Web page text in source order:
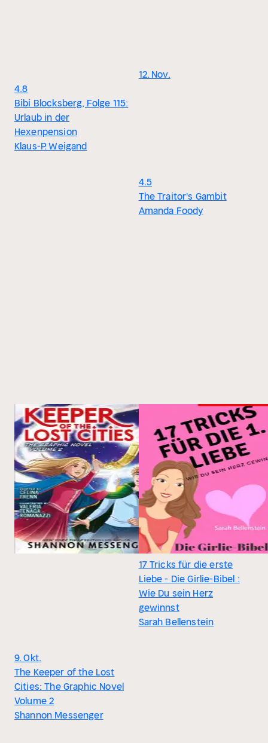
4.8
Bibi Blocksberg, Folge 115:
Urlaub in der
Hexenpension
Klaus-P. Weigand
12. Nov.
4.5
The Traitor's Gambit
Amanda Foody
9. Okt.
The Keeper of the Lost
Cities: The Graphic Novel
Volume 2
Shannon Messenger
17 Tricks für die erste
Liebe - Die Girlie-Bibel :
Wie Du sein Herz
gewinnst
Sarah Bellenstein